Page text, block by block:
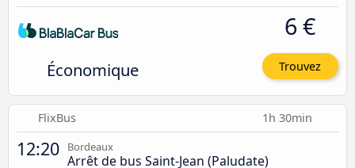
Économique
6 €
Trouvez
FlixBus 1h 30min
12:20 Bordeaux
Arrêt de bus Saint-Jean (Paludate)